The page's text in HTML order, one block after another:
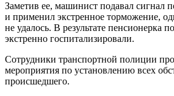
Заметив ее, машинист подавал сигнал
и применил экстренное торможение,
не удалось. В результате пенсионерка
экстренно госпитализировали.
Сотрудники транспортной полиции
мероприятия по установлению всех
происшедшего.